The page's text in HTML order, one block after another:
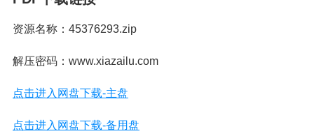
资源名称：45376293.zip
解压密码：www.xiazailu.com
点击进入网盘下载-主盘
点击进入网盘下载-备用盘